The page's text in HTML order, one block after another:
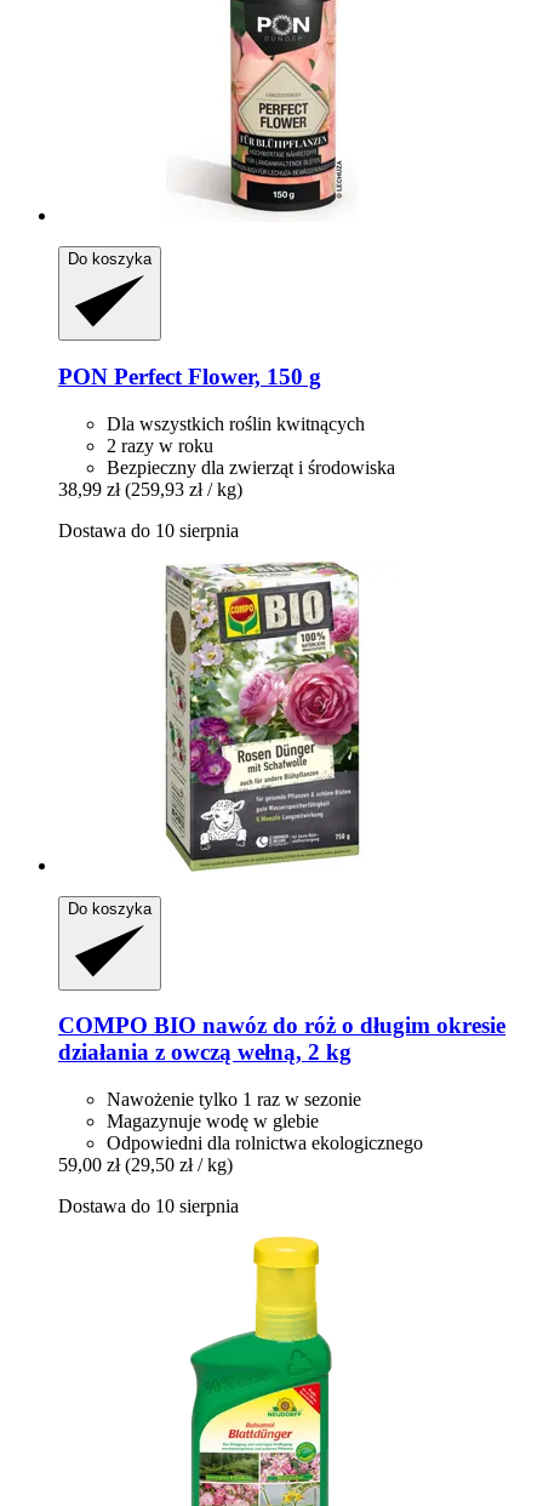
Do koszyka
PON Perfect Flower, 150 g
Dla wszystkich roślin kwitnących
2 razy w roku
Bezpieczny dla zwierząt i środowiska
38,99 zł (259,93 zł / kg)
Dostawa do 10 sierpnia
Do koszyka
COMPO BIO nawóz do róż o długim okresie
działania z owczą wełną, 2 kg
Nawożenie tylko 1 raz w sezonie
Magazynuje wodę w glebie
Odpowiedni dla rolnictwa ekologicznego
59,00 zł (29,50 zł / kg)
Dostawa do 10 sierpnia